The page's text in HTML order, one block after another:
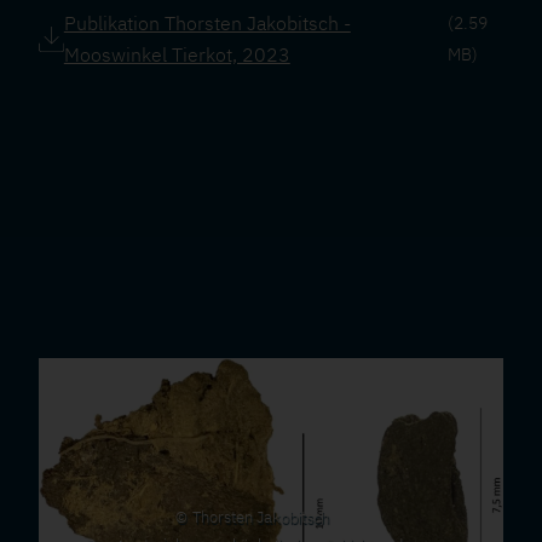
Downloads
Publikation Thorsten Jakobitsch -
Mooswinkel Tierkot, 2023
(2.59
MB)
Thorsten Jakobitsch